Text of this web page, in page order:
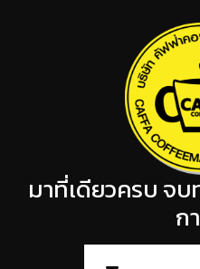
มาที่เดียวครบ จบ
ก